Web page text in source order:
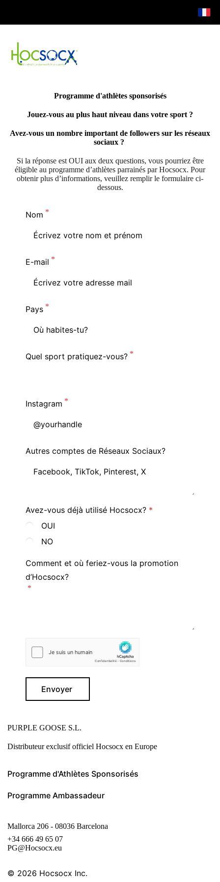
Programme d'athlètes sponsorisés
Jouez-vous au plus haut niveau dans votre sport ?
Avez-vous un nombre important de followers sur les réseaux
sociaux ?
Si la réponse est OUI aux deux questions, vous pourriez être
éligible au programme d’athlètes parrainés par Hocsocx. Pour
obtenir plus d’informations, veuillez remplir le formulaire ci-
dessous.
Nom
E-mail
Pays
Quel sport pratiquez-vous?
Instagram
Autres comptes de Réseaux Sociaux?
Avez-vous déjà utilisé Hocsocx?
OUI
NO
Comment et où feriez-vous la promotion
d’Hocsocx?
Envoyer
PURPLE GOOSE S.L.
Distributeur exclusif officiel Hocsocx en Europe
Mallorca 206 - 08036 Barcelona
+34 666 49 65 07
PG@Hocsocx.eu
Programme d'Athlètes Sponsorisés
Programme Ambassadeur
© 2026 Hocsocx Inc.